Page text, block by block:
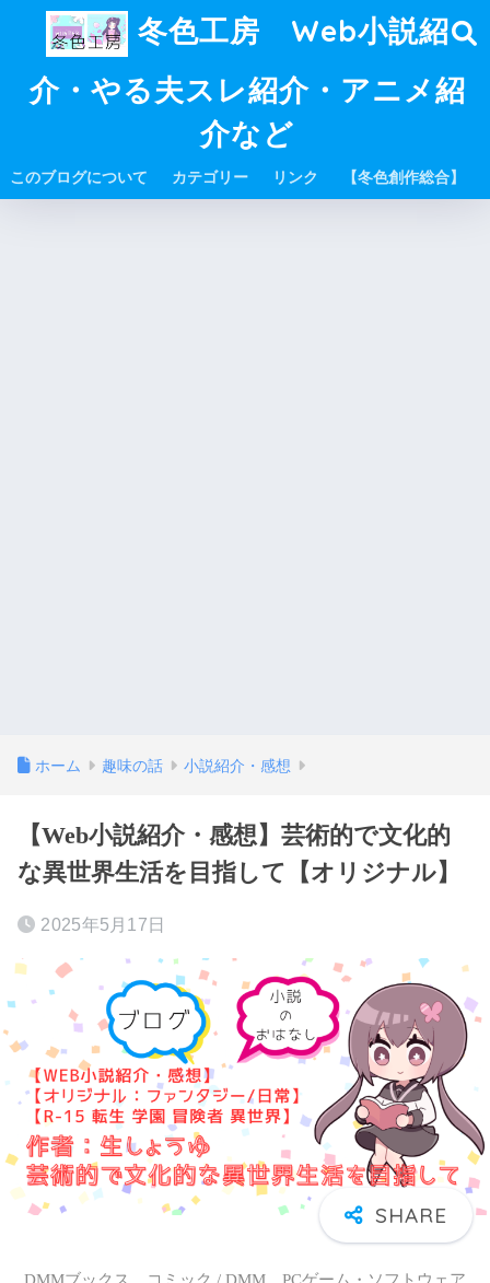
冬色工房 Web小説紹
介・やる夫スレ紹介・アニメ紹
介など
このブログについて カテゴリー リンク 【冬色創作総合】
ホーム 趣味の話 小説紹介・感想
【Web小説紹介・感想】芸術的で文化的
な異世界生活を目指して【オリジナル】
2025年5月17日
DMMブックス コミック / DMM PCゲーム・ソフトウェア